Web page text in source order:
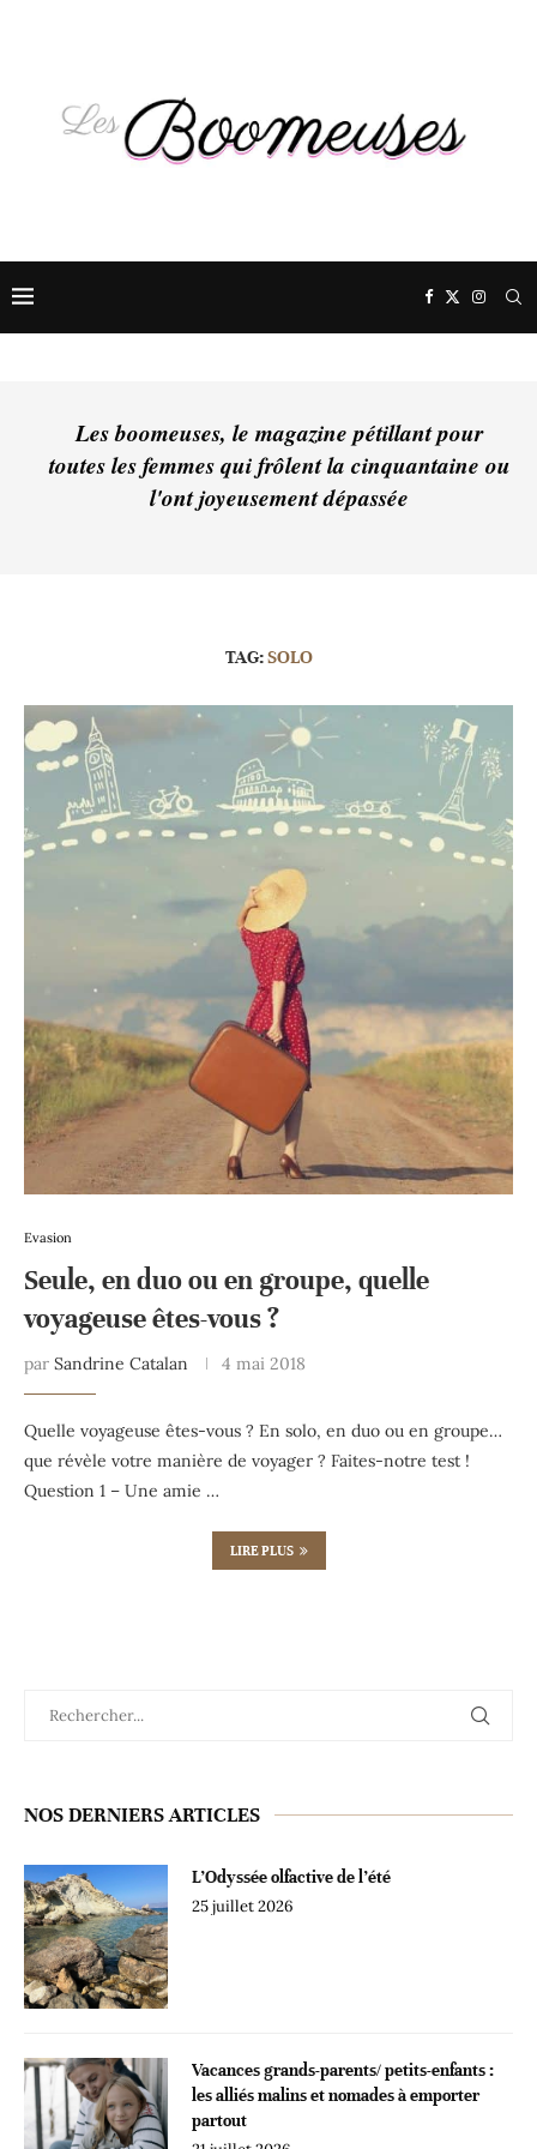
Les boomeuses, le magazine pétillant pour
toutes les femmes qui frôlent la cinquantaine ou
l'ont joyeusement dépassée
TAG:SOLO
Evasion
Seule, en duo ou en groupe, quelle
voyageuse êtes-vous ?
par Sandrine Catalan 4 mai 2018
Quelle voyageuse êtes-vous ? En solo, en duo ou en groupe…
que révèle votre manière de voyager ? Faites-notre test !
Question 1 – Une amie …
LIRE PLUS
NOS DERNIERS ARTICLES
L’Odyssée olfactive de l’été
25 juillet 2026
Vacances grands-parents/ petits-enfants :
les alliés malins et nomades à emporter
partout